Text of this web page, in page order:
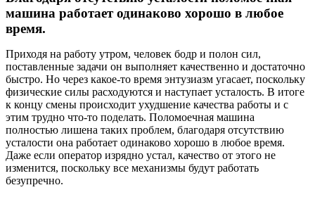
машина работает одинаково хорошо в любое
время.
Приходя на работу утром, человек бодр и полон сил,
поставленные задачи он выполняет качественно и достаточно
быстро. Но через какое-то время энтузиазм угасает, поскольку
физические силы расходуются и наступает усталость. В итоге
к концу смены происходит ухудшение качества работы и с
этим трудно что-то поделать. Поломоечная машина
полностью лишена таких проблем, благодаря отсутствию
усталости она работает одинаково хорошо в любое время.
Даже если оператор изрядно устал, качество от этого не
изменится, поскольку все механизмы будут работать
безупречно.